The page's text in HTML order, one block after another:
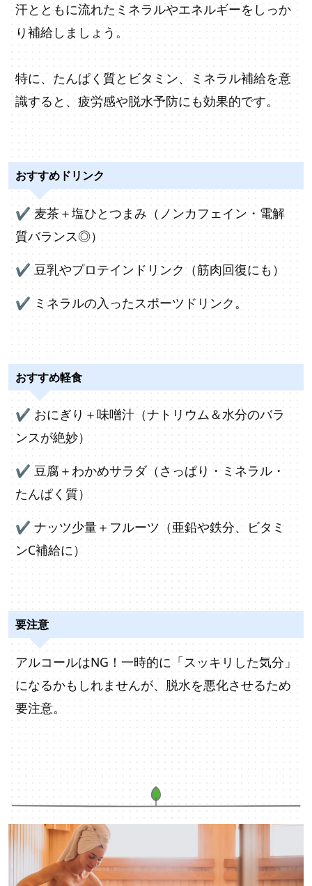
汗とともに流れたミネラルやエネルギーをしっか
り補給しましょう。
特に、たんぱく質とビタミン、ミネラル補給を意
識すると、疲労感や脱水予防にも効果的です。
おすすめドリンク
✔ 麦茶＋塩ひとつまみ（ノンカフェイン・電解
質バランス◎）
✔ 豆乳やプロテインドリンク（筋肉回復にも）
✔ ミネラルの入ったスポーツドリンク。
おすすめ軽食
✔ おにぎり＋味噌汁（ナトリウム＆水分のバラ
ンスが絶妙）
✔ 豆腐＋わかめサラダ（さっぱり・ミネラル・
たんぱく質）
✔ ナッツ少量＋フルーツ（亜鉛や鉄分、ビタミ
ンC補給に）
要注意
アルコールはNG！一時的に「スッキリした気分」
になるかもしれませんが、脱水を悪化させるため
要注意。